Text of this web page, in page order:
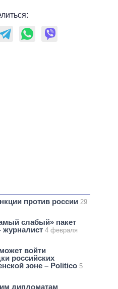
против россии 29
слабый» пакет
журналист 4 февраля
войти
российских
зоне – Politico 5
дипломатам